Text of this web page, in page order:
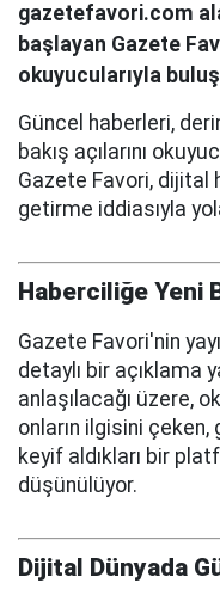
gazetefavori.com
başlayan Gazete
okuyucularıyla
Güncel haberleri,
bakış açılarını
Gazete Favori, dijital
getirme iddiasıyla
Haberciliğe Yeni
Gazete Favori'nin
detaylı bir açıklama
anlaşılacağı üzere,
onların ilgisini
keyif aldıkları bir
düşünülüyor.
Dijital Dünyada